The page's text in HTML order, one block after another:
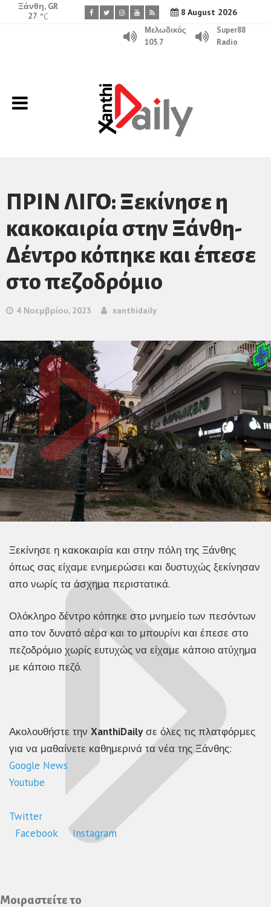
8 August 2026
Ξάνθη, GR
27 °C
Μελωδικός
105.7
Super88
Radio
ΠΡΙΝ ΛΙΓΟ: Ξεκίνησε η
κακοκαιρία στην Ξάνθη-
Δέντρο κόπηκε και έπεσε
στο πεζοδρόμιο
4 Νοεμβρίου, 2023 xanthidaily
Ξεκίνησε η κακοκαιρία και στην πόλη της Ξάνθης
όπως σας είχαμε ενημερώσει και δυστυχώς ξεκίνησαν
απο νωρίς τα άσχημα περιστατικά.
Ολόκληρο δέντρο κόπηκε στο μνημείο των πεσόντων
απο τον δυνατό αέρα και το μπουρίνι και έπεσε στο
πεζοδρόμιο χωρίς ευτυχώς να είχαμε κάποιο ατύχημα
με κάποιο πεζό.
Ακολουθήστε την XanthiDaily σε όλες τις πλατφόρμες
για να μαθαίνετε καθημερινά τα νέα της Ξάνθης:
Google News
Youtube
Twitter
Facebook
Instagram
Μοιραστείτε το